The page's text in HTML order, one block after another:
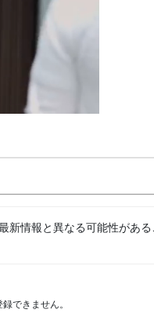
新情報と異なる可能性があ
できません。